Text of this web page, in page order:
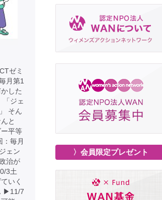
ゼミ
月第1
した
ジェ
そん
と
平等
：毎月
ェン
治が
3土
いく
▶︎11/7
〉会員限定プレゼント